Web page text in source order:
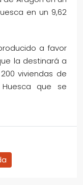
en un 9,62
a favor
la destinará a
viviendas de
que se